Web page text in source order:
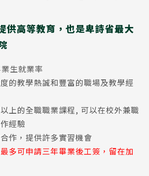
供高等教育，也是卑詩省最大
生就業率
的教學熱誠和豐富的職場及教學經
上的全職職業課程, 可以在校外兼職
經驗
作，提供許多實習機會
多可申請三年畢業後工簽，留在加